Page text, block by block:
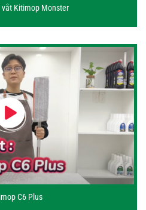
Kitimop Monster
C6 Plus